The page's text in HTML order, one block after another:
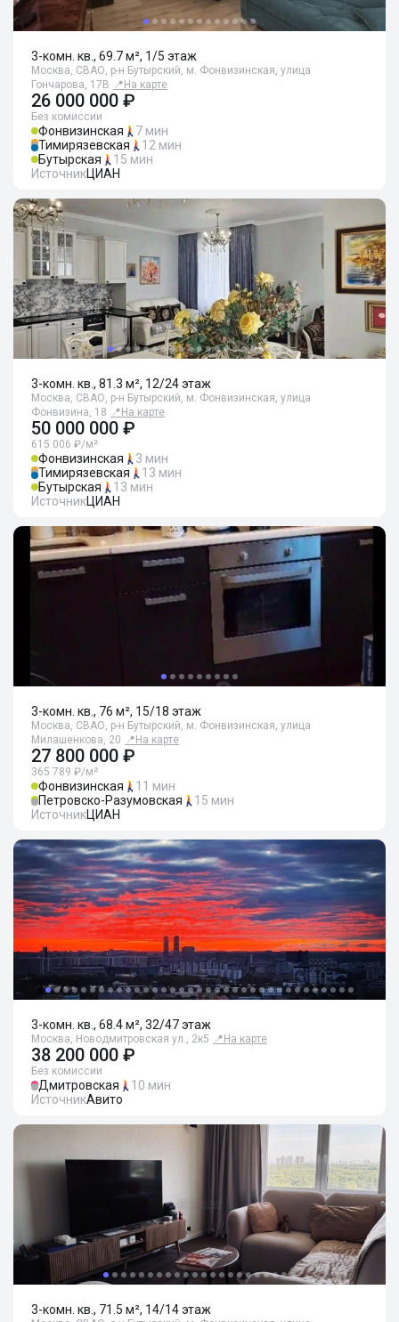
3-комн. кв., 69.7 м², 1/5 этаж
Москва, СВАО, р-н Бутырский, м. Фонвизинская, улица
Гончарова, 17В 📍 На карте
26 000 000 ₽
Без комиссии
Фонвизинская
7 мин
Тимирязевская
12 мин
Бутырская
15 мин
ИсточникЦИАН
3-комн. кв., 81.3 м², 12/24 этаж
Москва, СВАО, р-н Бутырский, м. Фонвизинская, улица
Фонвизина, 18 📍 На карте
50 000 000 ₽
615 006 ₽/м²
Фонвизинская
3 мин
Тимирязевская
13 мин
Бутырская
13 мин
ИсточникЦИАН
3-комн. кв., 76 м², 15/18 этаж
Москва, СВАО, р-н Бутырский, м. Фонвизинская, улица
Милашенкова, 20 📍 На карте
27 800 000 ₽
365 789 ₽/м²
Фонвизинская
11 мин
Петровско-Разумовская
15 мин
ИсточникЦИАН
3-комн. кв., 68.4 м², 32/47 этаж
Москва, Новодмитровская ул., 2к5 📍 На карте
38 200 000 ₽
Без комиссии
Дмитровская
10 мин
ИсточникАвито
3-комн. кв., 71.5 м², 14/14 этаж